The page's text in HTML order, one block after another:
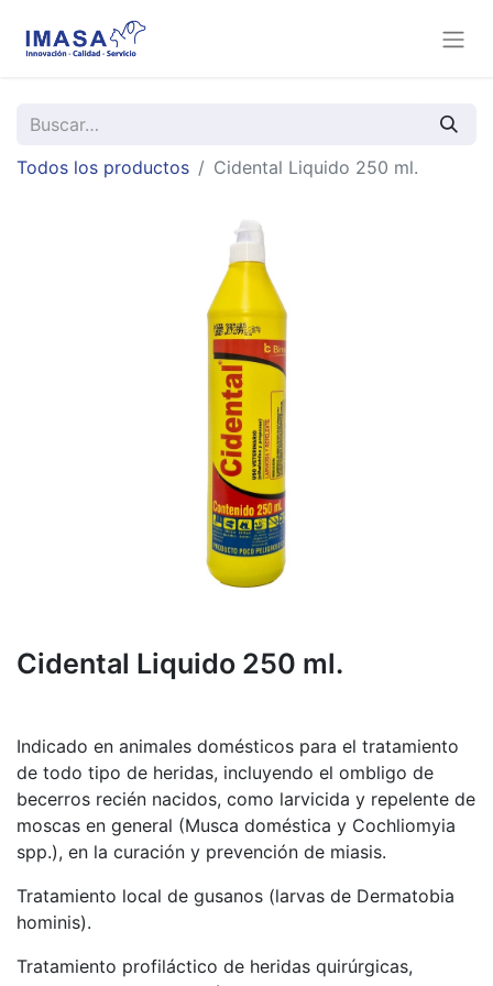
Todos los productos Cidental Liquido 250 ml.
Cidental Liquido 250 ml.
Indicado en animales domésticos para el tratamiento
de todo tipo de heridas, incluyendo el ombligo de
becerros recién nacidos, como larvicida y repelente de
moscas en general (Musca doméstica y Cochliomyia
spp.), en la curación y prevención de miasis.
Tratamiento local de gusanos (larvas de Dermatobia
hominis).
Tratamiento profiláctico de heridas quirúrgicas,